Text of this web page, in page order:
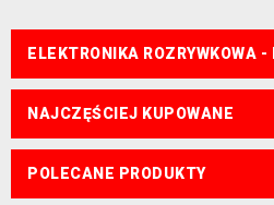
ELEKTRONIKA ROZRYWKOWA -
NAJCZĘŚCIEJ KUPOWANE
POLECANE PRODUKTY